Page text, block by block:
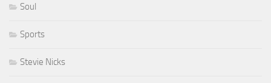
Soul
Sports
Stevie Nicks